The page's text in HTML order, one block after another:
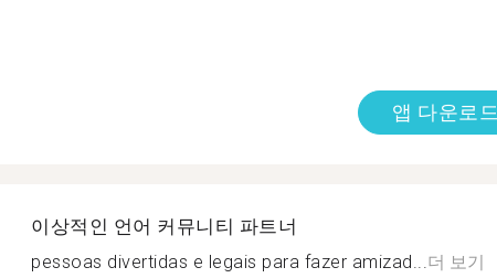
앱 다운로드
이상적인 언어 커뮤니티 파트너
pessoas divertidas e legais para fazer amizad...더 보기